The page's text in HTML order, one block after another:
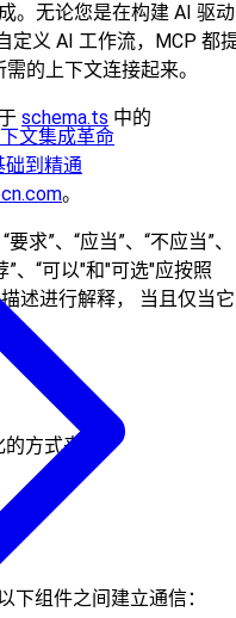
文集成革命
础到精通
。无论您是在构建 AI 驱动
定义 AI 工作流，MCP 都
的上下文连接起来。
schema.ts 中的
。
求”、“应当”、“不应当”、
”、“可以"和"可选"应按照
述进行解释， 当且仅当它
。
方式来：
下组件之间建立通信：